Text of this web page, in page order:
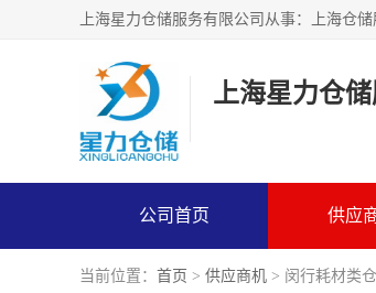
上海星力仓
公司首页 供应
当前位置： 首页 > 供应商机 > 闵行耗材类